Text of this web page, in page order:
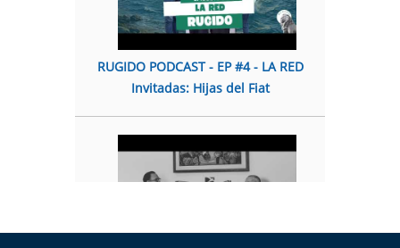
RUGIDO PODCAST - EP #4 - LA RED
Invitadas: Hijas del Fiat